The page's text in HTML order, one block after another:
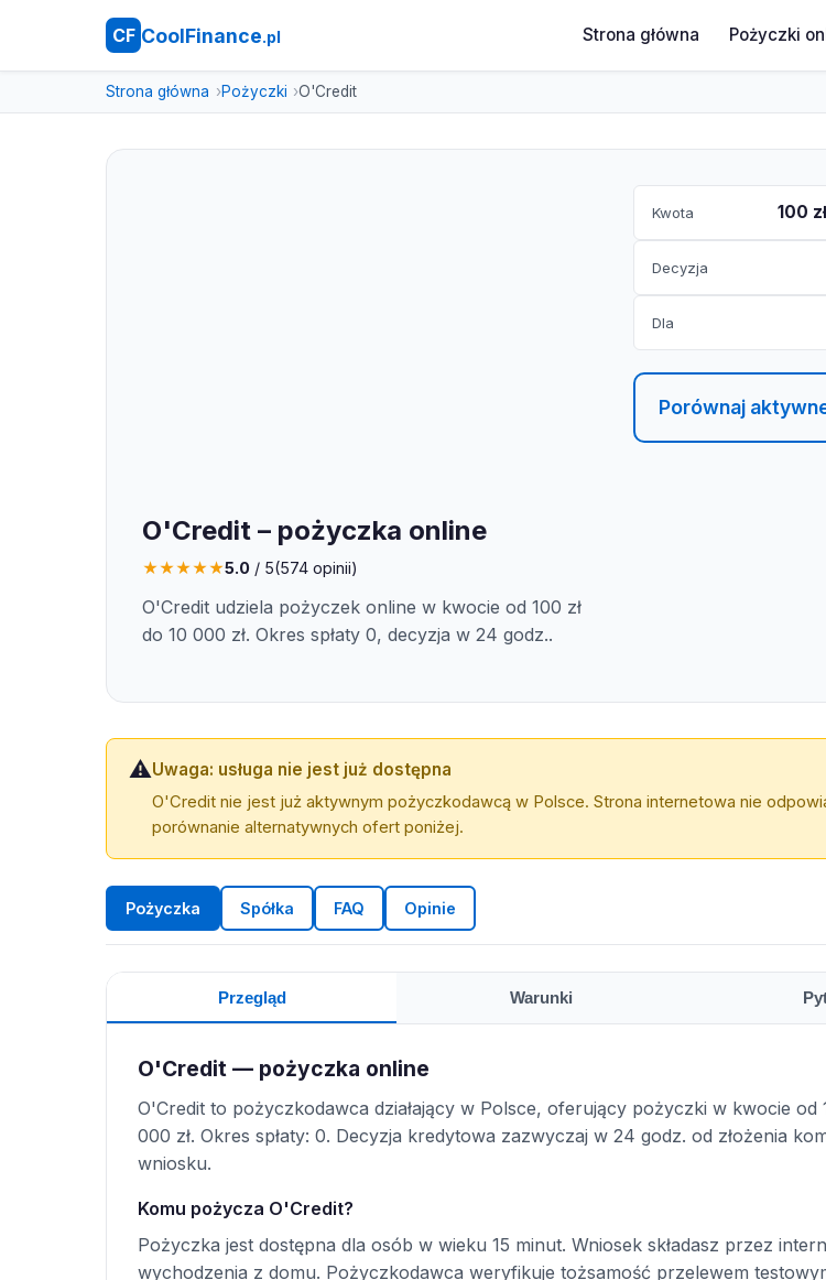
CF CoolFinance.pl Strona główna Pożyczki
Strona główna Pożyczki O'Credit
O'Credit – pożyczka online
★★★★★5.0 / 5(574 opinii)
O'Credit udziela pożyczek online w kwocie od 100 zł
do 10 000 zł. Okres spłaty 0, decyzja w 24 godz..
Kwota 100
Decyzja
Dla
Porównaj
⚠️Uwaga: usługa nie jest już dostępna
O'Credit nie jest już aktywnym pożyczkodawcą w Polsce. Strona internetowa nie
porównanie alternatywnych ofert poniżej.
Pożyczka Spółka FAQ Opinie
Przegląd Warunki
O'Credit — pożyczka online
O'Credit to pożyczkodawca działający w Polsce, oferujący pożyczki w kwocie od
000 zł. Okres spłaty: 0. Decyzja kredytowa zazwyczaj w 24 godz. od złożenia
wniosku.
Komu pożycza O'Credit?
Pożyczka jest dostępna dla osób w wieku 15 minut. Wniosek składasz przez
wychodzenia z domu. Pożyczkodawca weryfikuje tożsamość przelewem